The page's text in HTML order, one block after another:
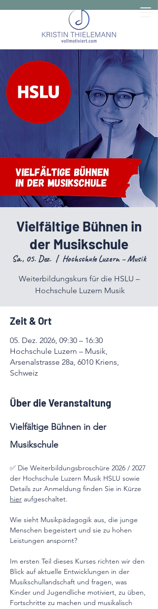
Vielfältige Bühnen in
der Musikschule
Sa., 05. Dez.
  |
Hochschule Luzern – Musik
Weiterbildungskurs für die HSLU –
Hochschule Luzern Musik
Zeit & Ort
05. Dez. 2026, 09:30 – 16:30
Hochschule Luzern – Musik,
Arsenalstrasse 28a, 6010 Kriens,
Schweiz
Über die Veranstaltung
Vielfältige Bühnen in der
Musikschule
✅ Die Weiterbildungsbroschüre 2026 / 2027
der Hochschule Luzern Musik HSLU sowie
Details zur Anmeldung finden Sie in Kürze
hier aufgeschaltet.
Wie sieht Musikpädagogik aus, die junge
Menschen begeistert und sie zu hohen
Leistungen anspornt?
Im ersten Teil dieses Kurses richten wir den
Blick auf aktuelle Entwicklungen in der
Musikschullandschaft und fragen, was
Kinder und Jugendliche motiviert, zu üben,
Fortschritte zu machen und musikalisch